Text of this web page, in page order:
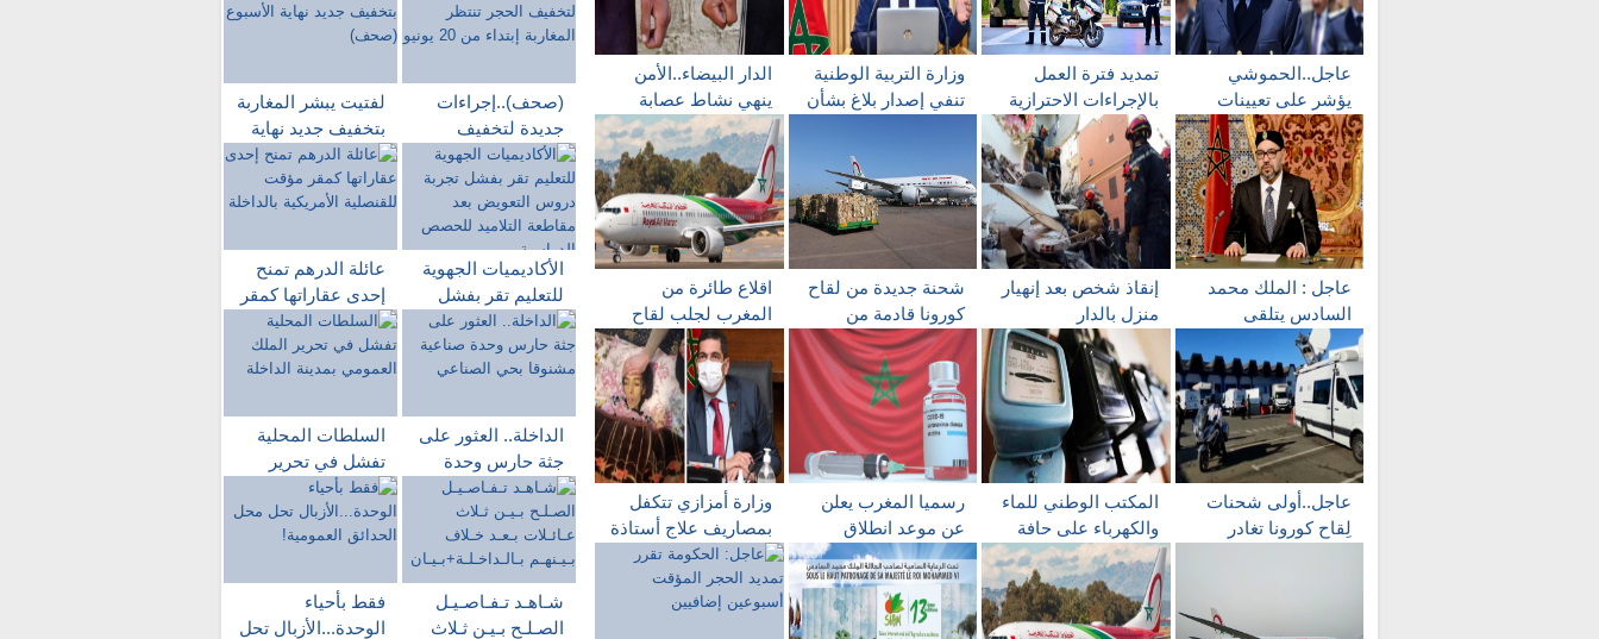
عاجل..الحموشي
يؤشر على تعيينات
جديدة في مناصب
المسؤولية بالأمن
تمديد فترة العمل
بالإجراءات الاحترازية
وحظر التجول الليلي
وزارة التربية الوطنية
تنفي إصدار بلاغ بشأن
الدار البيضاء..الأمن
ينهي نشاط عصابة
متخصصة في السرقة
باستعمال الكسر
عاجل : الملك محمد
السادس يتلقى
الجرعة الأولى من
لقاح كورونا
إنقاذ شخص بعد إنهيار
منزل بالدار
البيضاء..والبحث جاري
عن مفقودين
شحنة جديدة من لقاح
كورونا قادمة من
الصين تصل المغرب
اقلاع طائرة من
المغرب لجلب لقاح
سينوفارم الصيني
عاجل..أولى شحنات
لِقاح كورونا تغادر
والداخلة ضمن القائمة
المكتب الوطني للماء
والكهرباء على حافة
الإفلاس
رسميا المغرب يعلن
عن موعد انطلاق
عملية التلقيح ضد
كورونا
وزارة أمزازي تتكفل
بمصاريف علاج أستاذة
مصابة بالسرطان
(صحف)..إجراءات
جديدة لتخفيف
الحجر تنتظر
المغاربة إبتداء من
20 يونيو
لفتيت يبشر المغاربة
بتخفيف جديد نهاية
الأسبوع (صحف)
الأكاديميات الجهوية
للتعليم تقر بفشل
تجربة دروس
التعويض بعد مقاطعة
التلاميد للحصص
عائلة الدرهم تمنح
إحدى عقاراتها كمقر
مؤقت للقنصلية
الأمريكية بالداخلة
الداخلة.. العثور على
جثة حارس وحدة
صناعية مشنوقا بحي
الصناعي
السلطات المحلية
تفشل في تحرير
الملك العمومي
بمدينة الداخلة
شـاهـد تـفـاصـيـل
الصـلـح بـيـن ثـلاث
فقط بأحياء
الوحدة...الأزبال تحل